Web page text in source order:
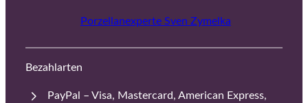
Porzellanexperte Sven Zymelka
Bezahlarten
PayPal – Visa, Mastercard, American Express,